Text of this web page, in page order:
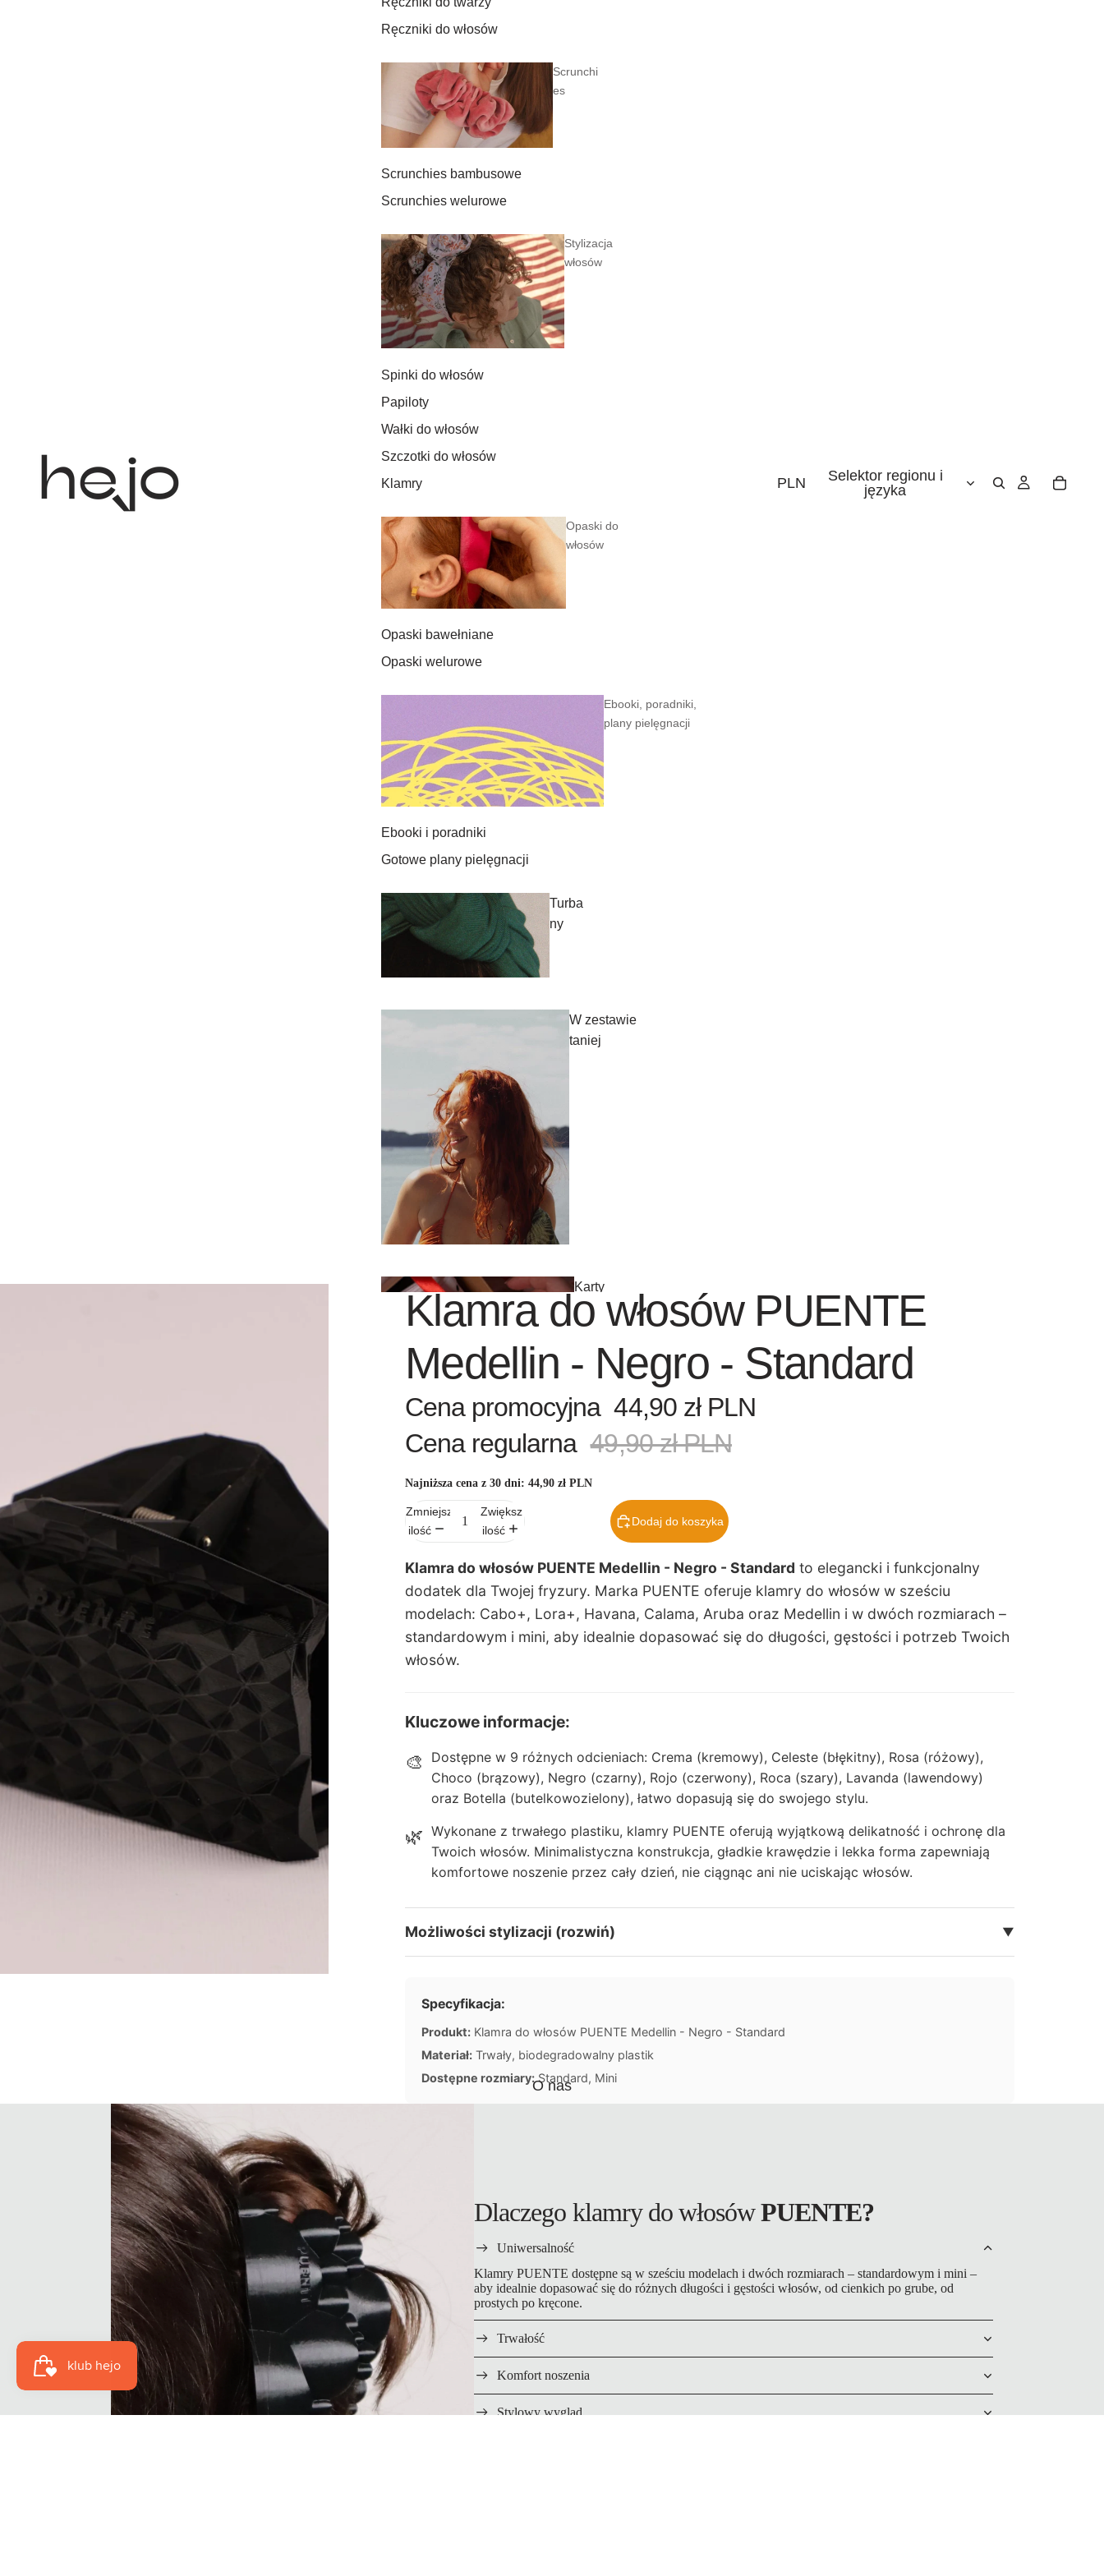
Ręczniki do włosów
Scrunchi
es
Scrunchies bambusowe
Scrunchies welurowe
Stylizacja
włosów
Spinki do włosów
Papiloty
Wałki do włosów
Szczotki do włosów
Klamry
Opaski do
włosów
Opaski bawełniane
Opaski welurowe
Ebooki, poradniki,
plany pielęgnacji
Ebooki i poradniki
Gotowe plany pielęgnacji
Turba
ny
W zestawie
taniej
Karty
podarunkowe
OUTL
ET
O nas
PLN
Selektor regionu i
języka
Klamra do włosów PUENTE
Medellin - Negro - Standard
Cena promocyjna 44,90 zł PLN
Cena regularna 49,90 zł PLN
Najniższa cena z 30 dni: 44,90 zł PLN
Zmniejsz
ilość
Zwiększ
ilość
Dodaj do koszyka
Klamra do włosów PUENTE Medellin - Negro - Standard to elegancki i funkcjonalny
dodatek dla Twojej fryzury. Marka PUENTE oferuje klamry do włosów w sześciu
modelach: Cabo+, Lora+, Havana, Calama, Aruba oraz Medellin i w dwóch rozmiarach –
standardowym i mini, aby idealnie dopasować się do długości, gęstości i potrzeb Twoich
włosów.
Kluczowe informacje:
🎨
Dostępne w 9 różnych odcieniach: Crema (kremowy), Celeste (błękitny), Rosa (różowy),
Choco (brązowy), Negro (czarny), Rojo (czerwony), Roca (szary), Lavanda (lawendowy)
oraz Botella (butelkowozielony), łatwo dopasują się do swojego stylu.
🌿 Wykonane z trwałego plastiku, klamry PUENTE oferują wyjątkową delikatność i ochronę dla
Twoich włosów. Minimalistyczna konstrukcja, gładkie krawędzie i lekka forma zapewniają
komfortowe noszenie przez cały dzień, nie ciągnąc ani nie uciskając włosów.
Możliwości stylizacji (rozwiń) ▼
Specyfikacja:
Produkt:Klamra do włosów PUENTE Medellin - Negro - Standard
Materiał:Trwały, biodegradowalny plastik
Dostępne rozmiary:Standard, Mini
Dlaczego klamry do włosówPUENTE?
Uniwersalność
Klamry PUENTE dostępne są w sześciu modelach i dwóch rozmiarach – standardowym i mini –
aby idealnie dopasować się do różnych długości i gęstości włosów, od cienkich po grube, od
prostych po kręcone.
Trwałość
Komfort noszenia
Stylowy wygląd